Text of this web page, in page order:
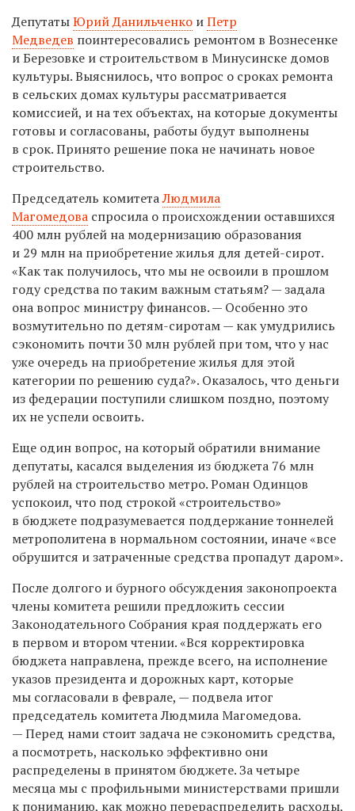
ДепутатыЮрий Данильченко иПетр
Медведев поинтересовались ремонтом в Вознесенке
и Березовке и строительством в Минусинске домов
культуры. Выяснилось, что вопрос о сроках ремонта
в сельских домах культуры рассматривается
комиссией, и на тех объектах, на которые документы
готовы и согласованы, работы будут выполнены
в срок. Принято решение пока не начинать новое
строительство.
Председатель комитетаЛюдмила
Магомедова спросила о происхождении оставшихся
400 млн рублей на модернизацию образования
и 29 млн на приобретение жилья для детей-сирот.
«Как так получилось, что мы не освоили в прошлом
году средства по таким важным статьям? — задала
она вопрос министру финансов. — Особенно это
возмутительно по детям-сиротам — как умудрились
сэкономить почти 30 млн рублей при том, что у нас
уже очередь на приобретение жилья для этой
категории по решению суда?». Оказалось, что деньги
из федерации поступили слишком поздно, поэтому
их не успели освоить.
Еще один вопрос, на который обратили внимание
депутаты, касался выделения из бюджета 76 млн
рублей на строительство метро. Роман Одинцов
успокоил, что под строкой «строительство»
в бюджете подразумевается поддержание тоннелей
метрополитена в нормальном состоянии, иначе «все
обрушится и затраченные средства пропадут даром».
После долгого и бурного обсуждения законопроекта
члены комитета решили предложить сессии
Законодательного Собрания края поддержать его
в первом и втором чтении. «Вся корректировка
бюджета направлена, прежде всего, на исполнение
указов президента и дорожных карт, которые
мы согласовали в феврале, — подвела итог
председатель комитета Людмила Магомедова.
— Перед нами стоит задача не сэкономить средства,
а посмотреть, насколько эффективно они
распределены в принятом бюджете. За четыре
месяца мы с профильными министерствами пришли
к пониманию, как можно перераспределить расходы,